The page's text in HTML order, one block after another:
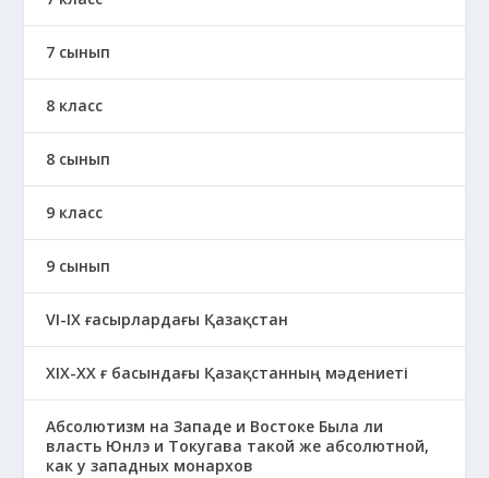
7 сынып
8 класс
8 сынып
9 класс
9 сынып
VI-IX ғасырлардағы Қазақстан
XIХ-XX ғ басындағы Қазақстанның мәдениеті
Абсолютизм на Западе и Востоке Была ли
власть Юнлэ и Токугава такой же абсолютной,
как у западных монархов